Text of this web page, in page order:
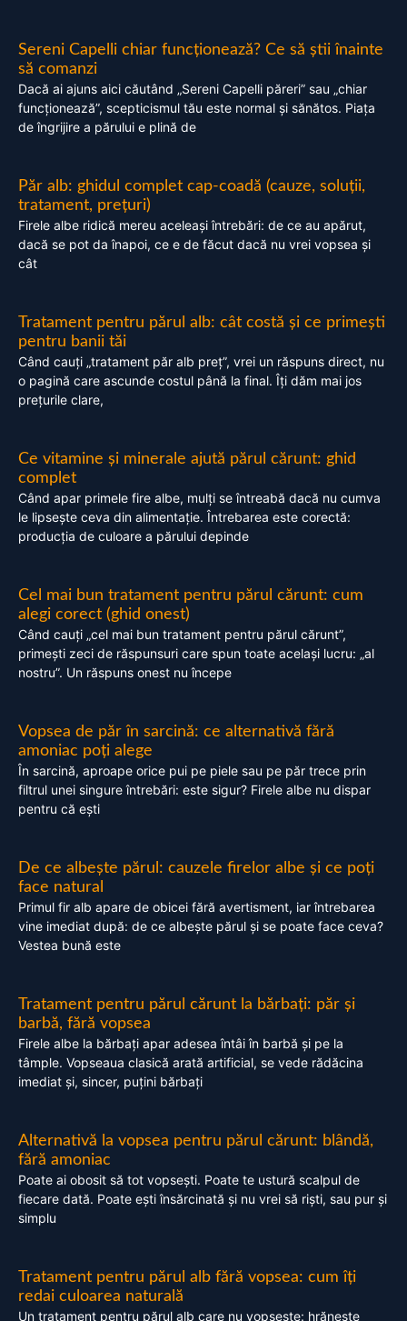
Sereni Capelli chiar funcționează? Ce să știi înainte
să comanzi
Dacă ai ajuns aici căutând „Sereni Capelli păreri” sau „chiar
funcționează”, scepticismul tău este normal și sănătos. Piața
de îngrijire a părului e plină de
Păr alb: ghidul complet cap-coadă (cauze, soluții,
tratament, prețuri)
Firele albe ridică mereu aceleași întrebări: de ce au apărut,
dacă se pot da înapoi, ce e de făcut dacă nu vrei vopsea și
cât
Tratament pentru părul alb: cât costă și ce primești
pentru banii tăi
Când cauți „tratament păr alb preț”, vrei un răspuns direct, nu
o pagină care ascunde costul până la final. Îți dăm mai jos
prețurile clare,
Ce vitamine și minerale ajută părul cărunt: ghid
complet
Când apar primele fire albe, mulți se întreabă dacă nu cumva
le lipsește ceva din alimentație. Întrebarea este corectă:
producția de culoare a părului depinde
Cel mai bun tratament pentru părul cărunt: cum
alegi corect (ghid onest)
Când cauți „cel mai bun tratament pentru părul cărunt”,
primești zeci de răspunsuri care spun toate același lucru: „al
nostru”. Un răspuns onest nu începe
Vopsea de păr în sarcină: ce alternativă fără
amoniac poți alege
În sarcină, aproape orice pui pe piele sau pe păr trece prin
filtrul unei singure întrebări: este sigur? Firele albe nu dispar
pentru că ești
De ce albește părul: cauzele firelor albe și ce poți
face natural
Primul fir alb apare de obicei fără avertisment, iar întrebarea
vine imediat după: de ce albește părul și se poate face ceva?
Vestea bună este
Tratament pentru părul cărunt la bărbați: păr și
barbă, fără vopsea
Firele albe la bărbați apar adesea întâi în barbă și pe la
tâmple. Vopseaua clasică arată artificial, se vede rădăcina
imediat și, sincer, puțini bărbați
Alternativă la vopsea pentru părul cărunt: blândă,
fără amoniac
Poate ai obosit să tot vopsești. Poate te ustură scalpul de
fiecare dată. Poate ești însărcinată și nu vrei să riști, sau pur și
simplu
Tratament pentru părul alb fără vopsea: cum îți
redai culoarea naturală
Un tratament pentru părul alb care nu vopsește: hrănește